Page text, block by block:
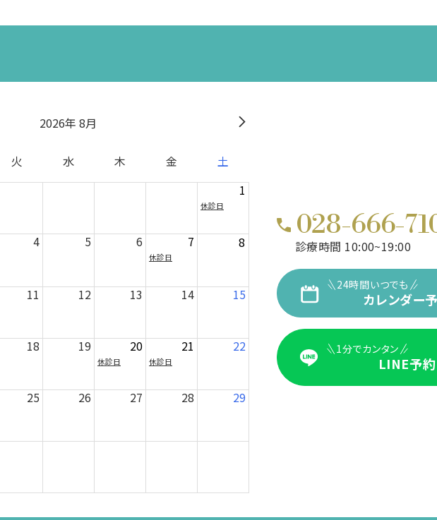
2026 8月
火 水 木 金
土
1
休診日
4 5 6 7
休診日
8
11 12 13 14 15
18 19 20
休診日
21
休診日
22
25 26 27 28 29
028-666-
診療時間 10:00~19:00
24時間いつでも
カレンダー
1分でカンタン
LINE予約